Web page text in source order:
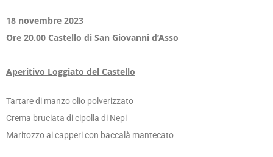
18 novembre 2023
Ore 20.00 Castello di San Giovanni d’Asso
Aperitivo Loggiato del Castello
Tartare di manzo olio polverizzato
Crema bruciata di cipolla di Nepi
Maritozzo ai capperi con baccalà mantecato